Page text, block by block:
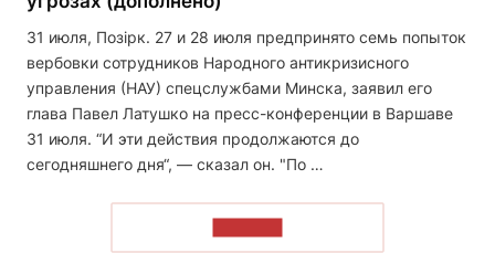
31 июля, Позірк. 27 и 28 июля предпринято семь попыток
вербовки сотрудников Народного антикризисного
управления (НАУ) спецслужбами Минска, заявил его
глава Павел Латушко на пресс-конференции в Варшаве
31 июля. “И эти действия продолжаются до
сегодняшнего дня“, — сказал он. "По …